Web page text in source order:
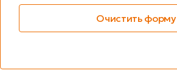
Очистить форму